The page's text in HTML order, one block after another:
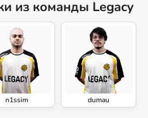
из команды Legacy
n1ssim dumau